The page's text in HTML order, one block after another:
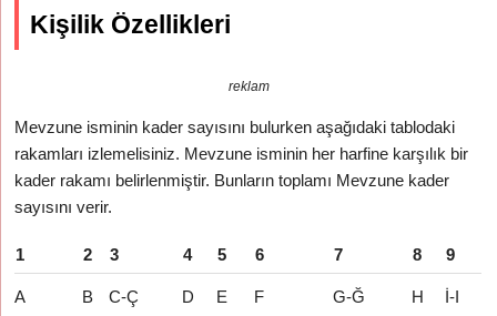
Kişilik Özellikleri
reklam
Mevzune isminin kader sayısını bulurken aşağıdaki tablodaki
rakamları izlemelisiniz. Mevzune isminin her harfine karşılık bir
kader rakamı belirlenmiştir. Bunların toplamı Mevzune kader
sayısını verir.
1 2 3 4 5 6 7 8 9
A B C-Ç D E F G-Ğ H İ-I